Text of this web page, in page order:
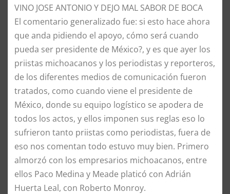
​VINO JOSE ANTONIO Y DEJO MAL SABOR DE BOCA
​El comentario generalizado fue: si esto hace ahora
que anda pidiendo el apoyo, cómo será cuando
pueda ser presidente de México?, y es que ayer los
priistas michoacanos y los periodistas y reporteros,
de los diferentes medios de comunicación fueron
tratados, como cuando viene el presidente de
México, donde su equipo logístico se apodera de
todos los actos, y ellos imponen sus reglas eso lo
sufrieron tanto priistas como periodistas, fuera de
eso nos comentan todo estuvo muy bien. Primero
almorzó con los empresarios michoacanos, entre
ellos Paco Medina y Meade platicó con Adrián
Huerta Leal, con Roberto Monroy.